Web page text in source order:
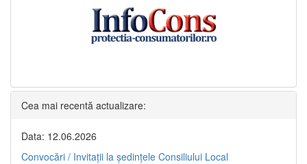
Cea mai recentă actualizare:
Data: 12.06.2026
Convocări / Invitaţii la şedinţele Consiliului Local